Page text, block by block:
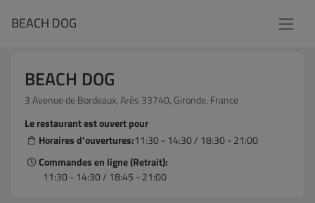
BEACH DOG
BEACH DOG
3 Avenue de Bordeaux, Arès 33740, Gironde, France
Le restaurant est ouvert pour
Horaires d’ouvertures:11:30 - 14:30 / 18:30 - 21:00
Commandes en ligne (Retrait):
11:30 - 14:30 / 18:45 - 21:00